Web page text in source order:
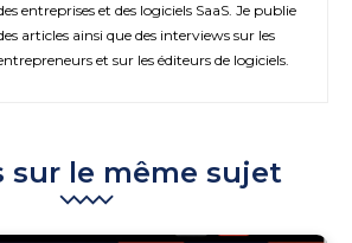
entreprises et des logiciels SaaS. Je publie
articles ainsi que des interviews sur les
et sur les éditeurs de logiciels.
sur le même sujet